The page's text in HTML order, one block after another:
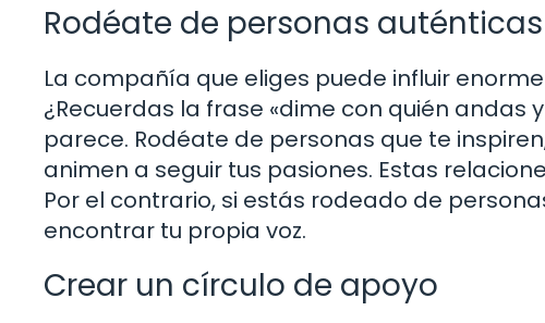
Rodéate de personas auténticas
La compañía que eliges puede influir
¿Recuerdas la frase «dime con quién andas
parece. Rodéate de personas que te
animen a seguir tus pasiones. Estas
Por el contrario, si estás rodeado de
encontrar tu propia voz.
Crear un círculo de apoyo